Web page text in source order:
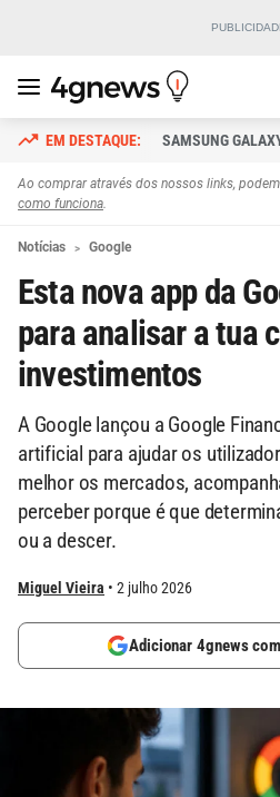
SAMSUNG
Ao comprar através dos nossos links,
como funciona.
Notícias Google
Esta nova app da
para analisar a tua
investimentos
A Google lançou a Google
artificial para ajudar os
melhor os mercados,
perceber porque é que
ou a descer.
Miguel Vieira 2 julho 2026
Adicionar 4gnews